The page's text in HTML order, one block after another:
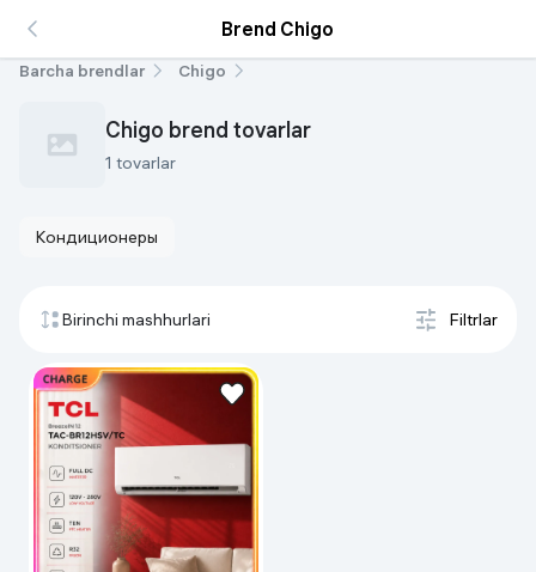
Brend Chigo
Barcha brendlar Chigo
Chigo brend tovarlar
1 tovarlar
Кондиционеры
Birinchi mashhurlari Filtrlar